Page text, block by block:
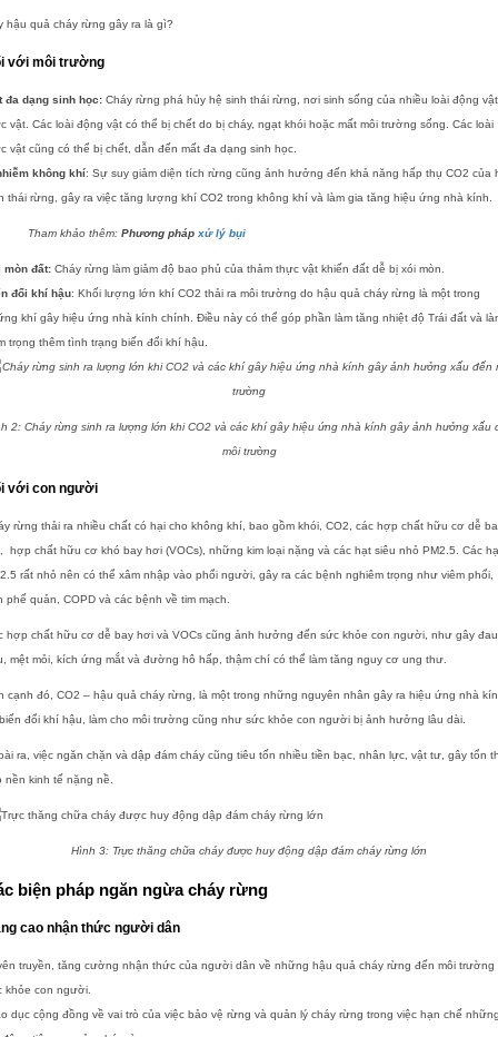
hậu quả cháy rừng gây ra là gì?
với môi trường
đa dạng sinh học: Cháy rừng phá hủy hệ sinh thái rừng, nơi sinh sống của nhiều loài động
vật. Các loài động vật có thể bị chết do bị cháy, ngạt khói hoặc mất môi trường sống. Các loài
vật cũng có thể bị chết, dẫn đến mất đa dạng sinh học.
không khí: Sự suy giảm diện tích rừng cũng ảnh hưởng đến khả năng hấp thụ CO2 của
thái rừng, gây ra việc tăng lượng khí CO2 trong không khí và làm gia tăng hiệu ứng nhà kính.
Tham khảo thêm: Phương pháp xử lý bụi
mòn đất: Cháy rừng làm giảm độ bao phủ của thảm thực vật khiến đất dễ bị xói mòn.
đổi khí hậu: Khối lượng lớn khí CO2 thải ra môi trường do hậu quả cháy rừng là một trong
khí gây hiệu ứng nhà kính chính. Điều này có thể góp phần làm tăng nhiệt độ Trái đất và
trọng thêm tình trạng biến đổi khí hậu.
2: Cháy rừng sinh ra lượng lớn khi CO2 và các khí gây hiệu ứng nhà kính gây ảnh hưởng xấu
môi trường
với con người
rừng thải ra nhiều chất có hại cho không khí, bao gồm khói, CO2, các hợp chất hữu cơ dễ
hợp chất hữu cơ khó bay hơi (VOCs), những kim loại nặng và các hạt siêu nhỏ PM2.5. Các
rất nhỏ nên có thể xâm nhập vào phổi người, gây ra các bệnh nghiêm trọng như viêm phổi,
phế quản, COPD và các bệnh về tim mạch.
hợp chất hữu cơ dễ bay hơi và VOCs cũng ảnh hưởng đến sức khỏe con người, như gây đau
mệt mỏi, kích ứng mắt và đường hô hấp, thậm chí có thể làm tăng nguy cơ ung thư.
cạnh đó, CO2 – hậu quả cháy rừng, là một trong những nguyên nhân gây ra hiệu ứng nhà
đổi khí hậu, làm cho môi trường cũng như sức khỏe con người bị ảnh hưởng lâu dài.
ra, việc ngăn chặn và dập đám cháy cũng tiêu tốn nhiều tiền bạc, nhân lực, vật tư, gây tổn
nền kinh tế nặng nề.
Hình 3: Trực thăng chữa cháy được huy động dập đám cháy rừng lớn
biện pháp ngăn ngừa cháy rừng
cao nhận thức người dân
truyền, tăng cường nhận thức của người dân về những hậu quả cháy rừng đến môi trường
khỏe con người.
dục cộng đồng về vai trò của việc bảo vệ rừng và quản lý cháy rừng trong việc hạn chế